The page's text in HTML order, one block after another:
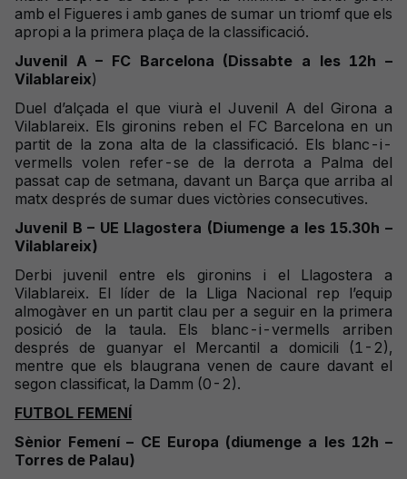
amb el Figueres i amb ganes de sumar un triomf que els
apropi a la primera plaça de la classificació.
Juvenil A – FC Barcelona (Dissabte a les 12h –
Vilablareix)
Duel d’alçada el que viurà el Juvenil A del Girona a
Vilablareix. Els gironins reben el FC Barcelona en un
partit de la zona alta de la classificació. Els blanc-i-
vermells volen refer-se de la derrota a Palma del
passat cap de setmana, davant un Barça que arriba al
matx després de sumar dues victòries consecutives.
Juvenil B – UE Llagostera (Diumenge a les 15.30h –
Vilablareix)
Derbi juvenil entre els gironins i el Llagostera a
Vilablareix. El líder de la Lliga Nacional rep l’equip
almogàver en un partit clau per a seguir en la primera
posició de la taula. Els blanc-i-vermells arriben
després de guanyar el Mercantil a domicili (1-2),
mentre que els blaugrana venen de caure davant el
segon classificat, la Damm (0-2).
FUTBOL FEMENÍ
Sènior Femení – CE Europa (diumenge a les 12h –
Torres de Palau)